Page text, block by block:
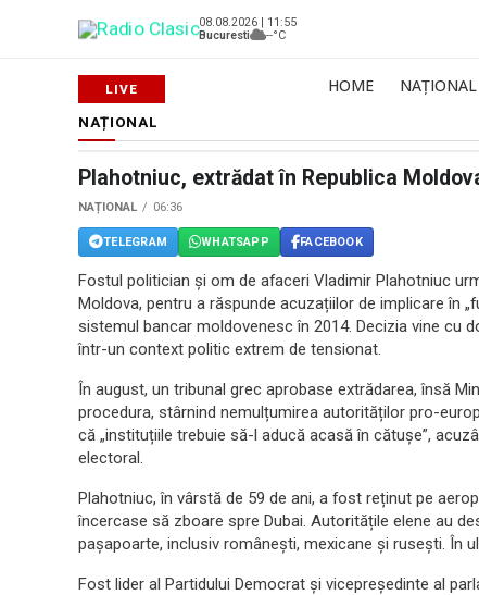
08.08.2026 | 11:55
Bucuresti
--°C
HOME NAȚIONAL
NAȚIONAL
Plahotniuc, extrădat în Republica
NAȚIONAL 06:36
TELEGRAM WHATSAPP FACEBOOK
Fostul politician și om de afaceri Vladimir Plahotniuc
Moldova, pentru a răspunde acuzațiilor de implicare în
sistemul bancar moldovenesc în 2014. Decizia vine cu
într-un context politic extrem de tensionat.
În august, un tribunal grec aprobase extrădarea, însă
procedura, stârnind nemulțumirea autorităților pro-
că „instituțiile trebuie să-l aducă acasă în cătușe”,
electoral.
Plahotniuc, în vârstă de 59 de ani, a fost reținut pe
încercase să zboare spre Dubai. Autoritățile elene au
pașapoarte, inclusiv românești, mexicane și rusești. În
Fost lider al Partidului Democrat și vicepreședinte al